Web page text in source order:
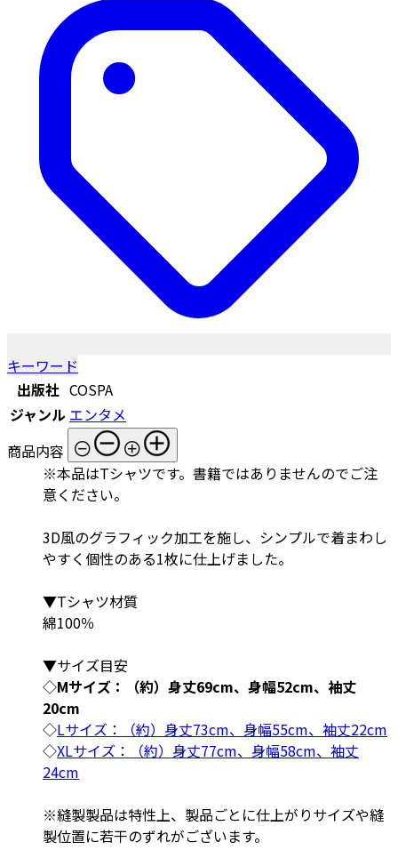
キーワード
出版社 COSPA
ジャンル エンタメ
商品内容
※本品はTシャツです。書籍ではありませんのでご注
意ください。
3D風のグラフィック加工を施し、シンプルで着まわし
やすく個性のある1枚に仕上げました。
▼Tシャツ材質
綿100％
▼サイズ目安
◇Mサイズ：（約）身丈69cm、身幅52cm、袖丈
20cm
◇Lサイズ：（約）身丈73cm、身幅55cm、袖丈22cm
◇XLサイズ：（約）身丈77cm、身幅58cm、袖丈
24cm
※縫製製品は特性上、製品ごとに仕上がりサイズや縫
製位置に若干のずれがございます。